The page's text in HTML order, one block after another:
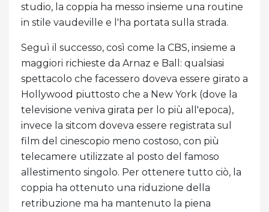
studio, la coppia ha messo insieme una routine
in stile vaudeville e l'ha portata sulla strada.
Seguì il successo, così come la CBS, insieme a
maggiori richieste da Arnaz e Ball: qualsiasi
spettacolo che facessero doveva essere girato a
Hollywood piuttosto che a New York (dove la
televisione veniva girata per lo più all'epoca),
invece la sitcom doveva essere registrata sul
film del cinescopio meno costoso, con più
telecamere utilizzate al posto del famoso
allestimento singolo. Per ottenere tutto ciò, la
coppia ha ottenuto una riduzione della
retribuzione ma ha mantenuto la piena